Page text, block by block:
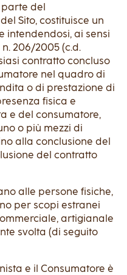
parte del
Sito, costituisce un
intendendosi, ai sensi
n. 206/2005 (c.d.
contratto concluso
nel quadro di
o di prestazione di
fisica e
e del consumatore,
o più mezzi di
alla conclusione del
del contratto
alle persone fisiche,
per scopi estranei
artigianale
svolta (di seguito
e il Consumatore è